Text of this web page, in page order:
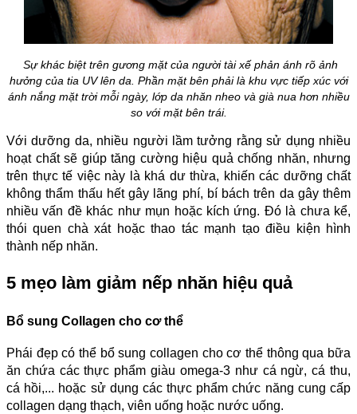
Sự khác biệt trên gương mặt của người tài xế phản ánh rõ ảnh
hưởng của tia UV lên da. Phần mặt bên phải là khu vực tiếp xúc với
ánh nắng mặt trời mỗi ngày, lớp da nhăn nheo và già nua hơn nhiều
so với mặt bên trái.
Với dưỡng da, nhiều người lầm tưởng rằng sử dụng nhiều
hoạt chất sẽ giúp tăng cường hiệu quả chống nhăn, nhưng
trên thực tế việc này là khá dư thừa, khiến các dưỡng chất
không thẩm thấu hết gây lãng phí, bí bách trên da gây thêm
nhiều vấn đề khác như mụn hoặc kích ứng. Đó là chưa kể,
thói quen chà xát hoặc thao tác mạnh tạo điều kiện hình
thành nếp nhăn.
5 mẹo làm giảm nếp nhăn hiệu quả
Bổ sung Collagen cho cơ thể
Phái đẹp có thể bổ sung collagen cho cơ thể thông qua bữa
ăn chứa các thực phẩm giàu omega-3 như cá ngừ, cá thu,
cá hồi,... hoặc sử dụng các thực phẩm chức năng cung cấp
collagen dạng thạch, viên uống hoặc nước uống.